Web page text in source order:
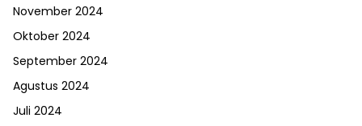
November 2024
Oktober 2024
September 2024
Agustus 2024
Juli 2024